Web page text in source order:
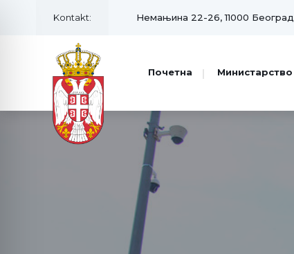
Kontakt: Немањина 22-26, 11000 Београд
Почетна Министарство